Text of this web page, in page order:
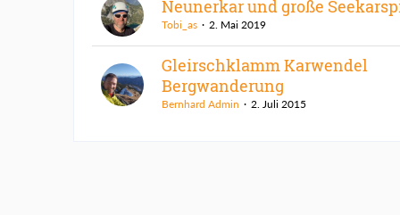
Neunerkar und große
Tobi_as 2. Mai 2019
Gleirschklamm Karwendel
Bergwanderung
Bernhard Admin 2. Juli 2015